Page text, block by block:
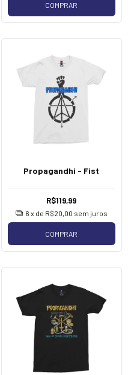
COMPRAR
Propagandhi - Fist
R$119,99
6 x de R$20,00 sem juros
COMPRAR